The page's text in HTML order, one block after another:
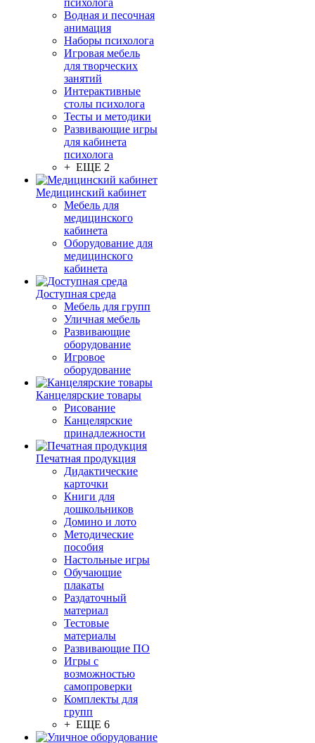
психолога
Водная и песочная
анимация
Наборы психолога
Игровая мебель
для творческих
занятий
Интерактивные
столы психолога
Тесты и методики
Развивающие игры
для кабинета
психолога
+ ЕЩЕ 2
Медицинский кабинет
Мебель для
медицинского
кабинета
Оборудование для
медицинского
кабинета
Доступная среда
Мебель для групп
Уличная мебель
Развивающие
оборудование
Игровое
оборудование
Канцелярские товары
Рисование
Канцелярские
принадлежности
Печатная продукция
Дидактические
карточки
Книги для
дошкольников
Домино и лото
Методические
пособия
Настольные игры
Обучающие
плакаты
Раздаточный
материал
Тестовые
материалы
Развивающие ПО
Игры с
возможностью
самопроверки
Комплекты для
групп
+ ЕЩЕ 6